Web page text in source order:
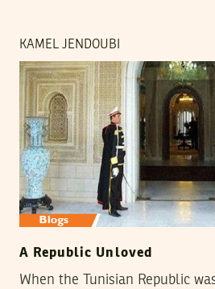
KAMEL JENDOUBI
A Republic Unloved
When the Tunisian Republic